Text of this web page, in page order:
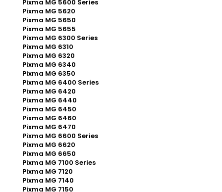
Pixma MG 5600 Series
Pixma MG 5620
Pixma MG 5650
Pixma MG 5655
Pixma MG 6300 Series
Pixma MG 6310
Pixma MG 6320
Pixma MG 6340
Pixma MG 6350
Pixma MG 6400 Series
Pixma MG 6420
Pixma MG 6440
Pixma MG 6450
Pixma MG 6460
Pixma MG 6470
Pixma MG 6600 Series
Pixma MG 6620
Pixma MG 6650
Pixma MG 7100 Series
Pixma MG 7120
Pixma MG 7140
Pixma MG 7150